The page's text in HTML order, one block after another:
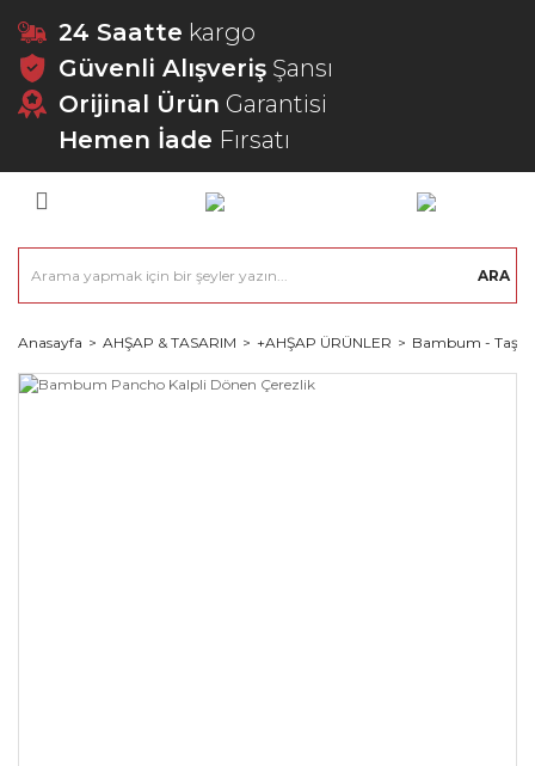
24 Saatte kargo
Güvenli Alışveriş Şansı
Orijinal Ürün Garantisi
Hemen İade Fırsatı
ARA
Anasayfa AHŞAP & TASARIM +AHŞAP ÜRÜNLER Bambum - Taşev